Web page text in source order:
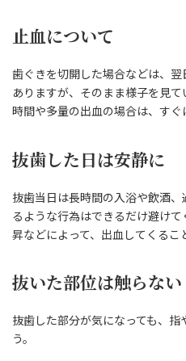
止血について
歯ぐきを切開した場合などは、
ありますが、そのまま様子を見
時間や多量の出血の場合は、すぐ
抜歯した日は安静に
抜歯当日は長時間の入浴や飲酒
るような行為はできるだけ避け
昇などによって、出血してくるこ
抜いた部位は触らない
抜歯した部分が気になっても、
う。